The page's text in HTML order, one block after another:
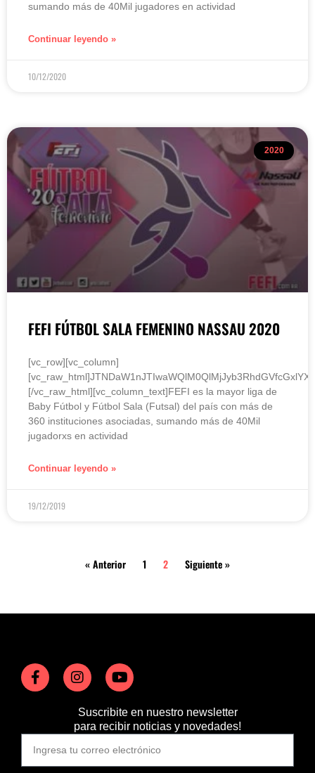
sumando más de 40Mil jugadores en actividad
Continuar leyendo »
10/12/2020
2020
FEFI FÚTBOL SALA FEMENINO NASSAU 2020
[vc_row][vc_column]
[/vc_raw_html][vc_column_text]FEFI es la mayor liga de
Baby Fútbol y Fútbol Sala (Futsal) del país con más de
360 instituciones asociadas, sumando más de 40Mil
jugadorxs en actividad
Continuar leyendo »
19/12/2019
« Anterior 1 2 Siguiente »
Suscribite en nuestro newsletter
para recibir noticias y novedades!